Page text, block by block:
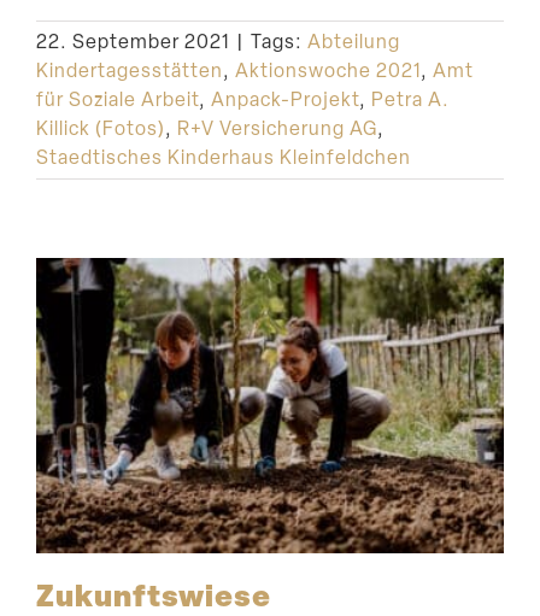
22. September 2021 | Tags: Abteilung
Kindertagesstätten, Aktionswoche 2021, Amt
für Soziale Arbeit, Anpack-Projekt, Petra A.
Killick (Fotos), R+V Versicherung AG,
Staedtisches Kinderhaus Kleinfeldchen
Zukunfts­wiese